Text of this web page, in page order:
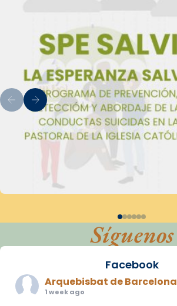
Síguenos
Facebook
Arquebisbat de Barcelona
1 week ago